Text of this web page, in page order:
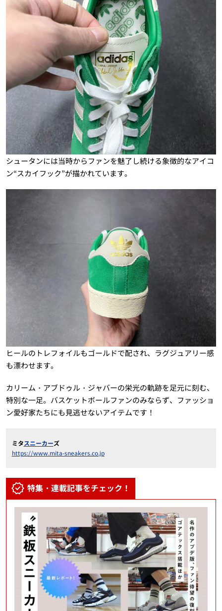
シュータンには当時からファンを魅了し続ける象徴的なアイコ
ン“スカイフック”が描かれています。
ヒールのトレフォイルもゴールドで配され、ラグジュアリー感
も漂わせます。
カリーム・アブドゥル・ジャバーの栄光の軌跡を足元に刻む、
特別な一足。バスケットボールファンのみならず、ファッショ
ン愛好家たちにも見逃せないアイテムです！
ミタスニーカーズ
https://www.mita-sneakers.co.jp
特集・連載記事をチェック！